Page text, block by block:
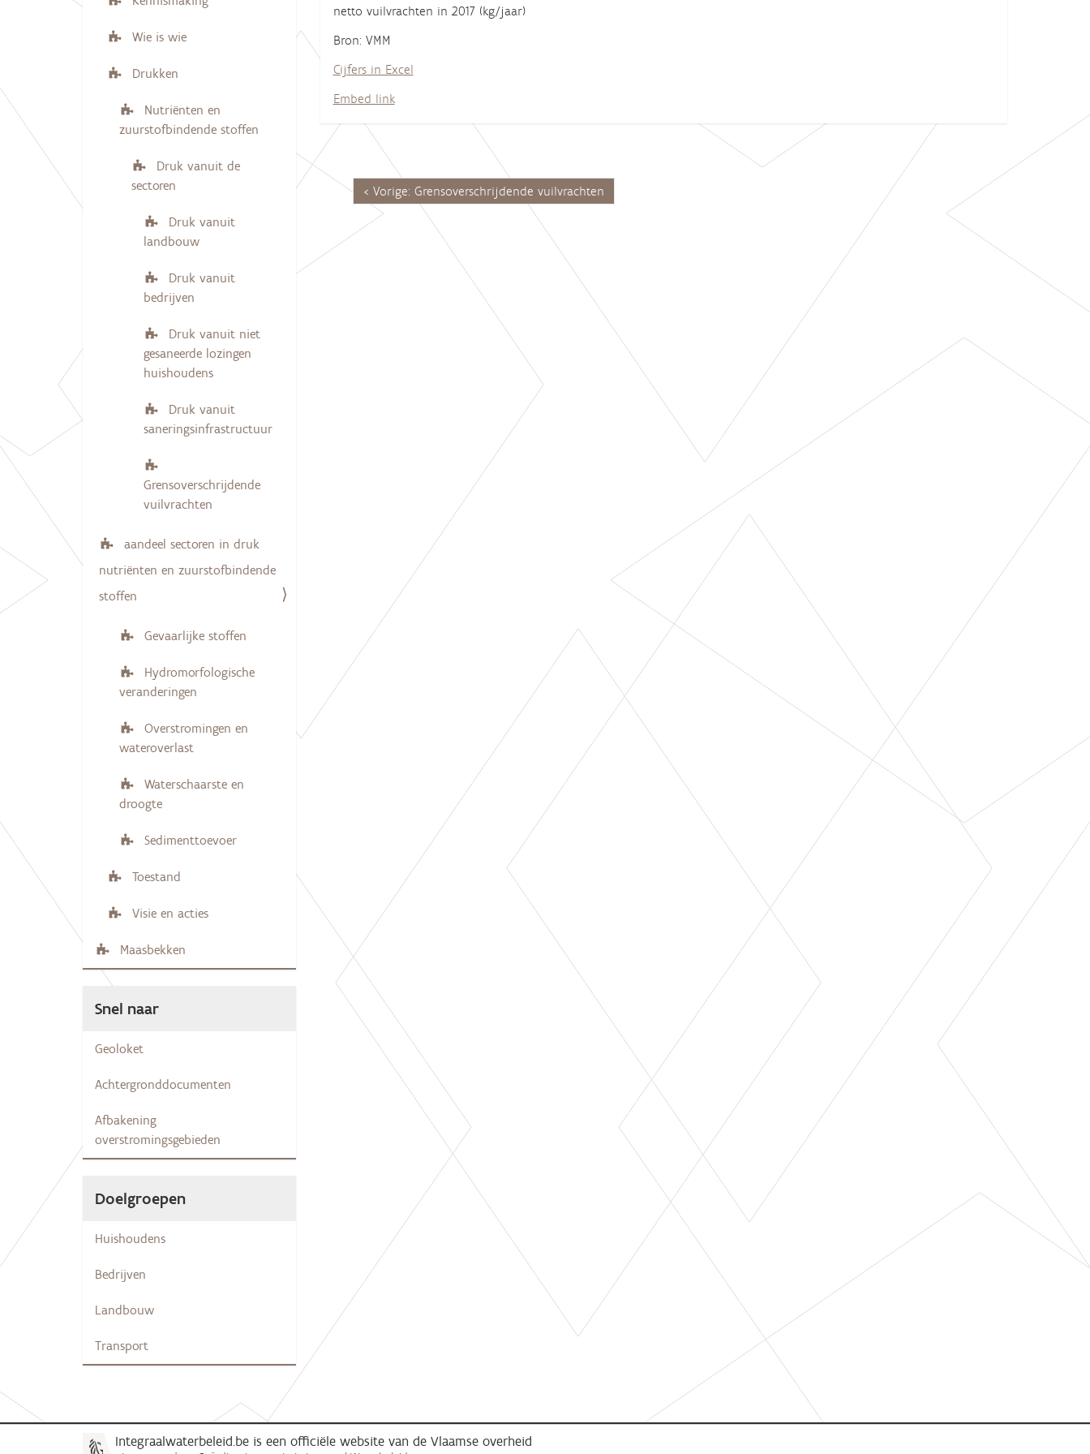
End of interactive chart.
netto vuilvrachten in 2017 (kg/jaar)
Bron: VMM
Cijfers in Excel
Embed link
Vorige: Grensoverschrijdende vuilvrachten
Wie is wie
Drukken
Nutriënten en
zuurstofbindende stoffen
Druk vanuit de
sectoren
Druk vanuit
landbouw
Druk vanuit
bedrijven
Druk vanuit niet
gesaneerde lozingen
huishoudens
Druk vanuit
saneringsinfrastructuur
Grensoverschrijdende
vuilvrachten
aandeel sectoren in druk
nutriënten en zuurstofbindende
stoffen
Gevaarlijke stoffen
Hydromorfologische
veranderingen
Overstromingen en
wateroverlast
Waterschaarste en
droogte
Sedimenttoevoer
Toestand
Visie en acties
Maasbekken
Snel naar
Geoloket
Achtergronddocumenten
Afbakening
overstromingsgebieden
Doelgroepen
Huishoudens
Bedrijven
Landbouw
Transport
Integraalwaterbeleid.be is een officiële website van de Vlaamse overheid